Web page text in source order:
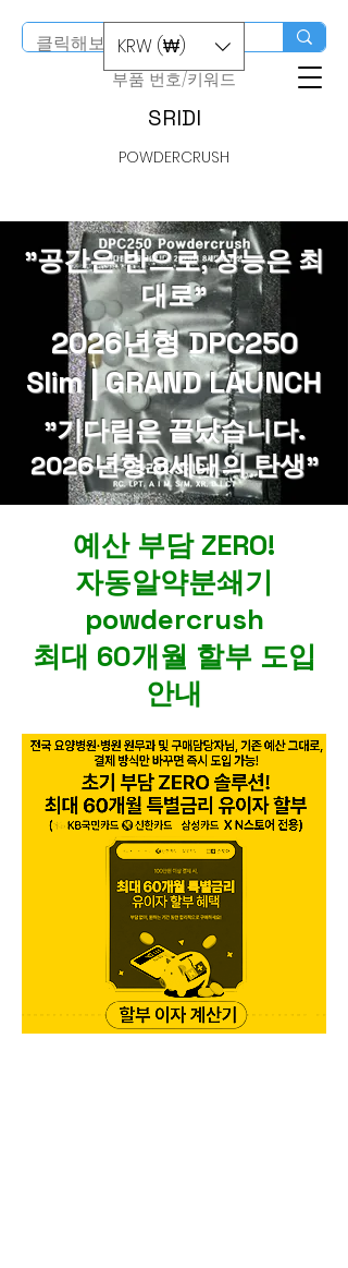
SRIDI
POWDERCRUSH
스마트스토어 구입
​부품 번호/키워드
KRW (₩)
"공간은 반으로, 성능은 최
대로"
2026년형 DPC250
Slim | GRAND LAUNCH
"기다림은 끝났습니다.
2026년형 8세대의 탄생"
예산 부담 ZERO!
자동알약분쇄기
powdercrush
최대 60개월 할부 도입
안내